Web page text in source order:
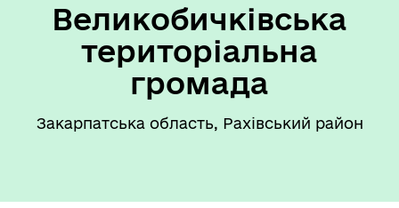
Великобичківська
територіальна
громада
Закарпатська область, Рахівський район